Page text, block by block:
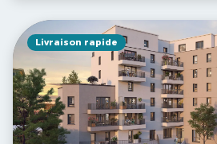
Livraison rapide